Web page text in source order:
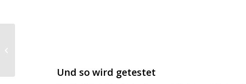
Und so wird getestet